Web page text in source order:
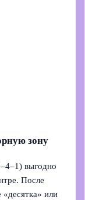
зону
выгодно
После
или